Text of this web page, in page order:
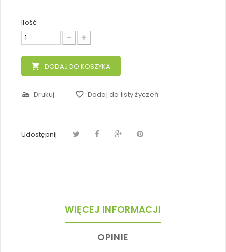
Ilość
local_grocery_store DODAJ DO KOSZYKA
scanner Drukuj favorite_border Dodaj do listy życzeń
Udostępnij
WIĘCEJ INFORMACJI
OPINIE